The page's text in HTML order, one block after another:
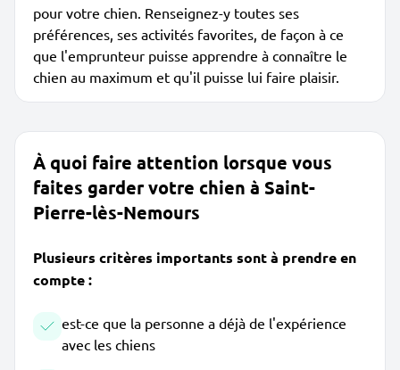
pour votre chien. Renseignez-y toutes ses
préférences, ses activités favorites, de façon à ce
que l'emprunteur puisse apprendre à connaître le
chien au maximum et qu'il puisse lui faire plaisir.
À quoi faire attention lorsque vous
faites garder votre chien à Saint-
Pierre-lès-Nemours
Plusieurs critères importants sont à prendre en
compte :
est-ce que la personne a déjà de l'expérience
avec les chiens